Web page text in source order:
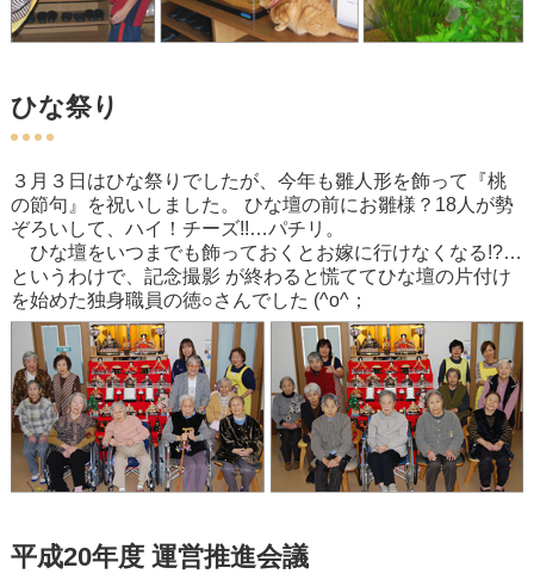
ひな祭り
３月３日はひな祭りでしたが、今年も雛人形を飾って『桃
の節句』を祝いしました。 ひな壇の前にお雛様？18人が勢
ぞろいして、ハイ！チーズ!!…パチリ。
ひな壇をいつまでも飾っておくとお嫁に行けなくなる!?…
というわけで、記念撮影 が終わると慌ててひな壇の片付け
を始めた独身職員の徳○さんでした (^o^；
平成20年度 運営推進会議